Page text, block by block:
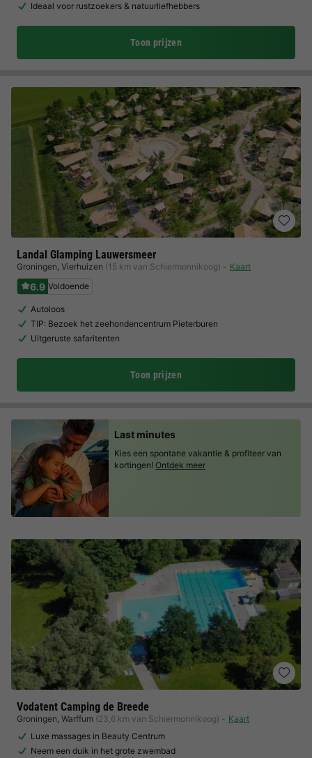
Ideaal voor rustzoekers & natuurliefhebbers
Toon prijzen
Landal Glamping Lauwersmeer
Groningen, Vierhuizen (15 km van Schiermonnikoog) Kaart
6.9 Voldoende
Autoloos
TIP: Bezoek het zeehondencentrum Pieterburen
Uitgeruste safaritenten
Toon prijzen
Vodatent Camping de Breede
Groningen, Warffum (23,6 km van Schiermonnikoog)
Kaart
Luxe massages in Beauty Centrum
Neem een duik in het grote zwembad
Last minutes
Kies een spontane vakantie & profiteer van
kortingen! Ontdek meer